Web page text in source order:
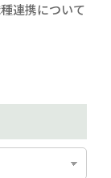
連携について